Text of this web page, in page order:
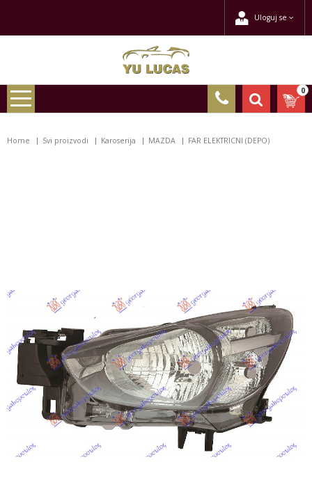
Uloguj se
0
Home Svi proizvodi Karoserija MAZDA FAR ELEKTRICNI (DEPO)